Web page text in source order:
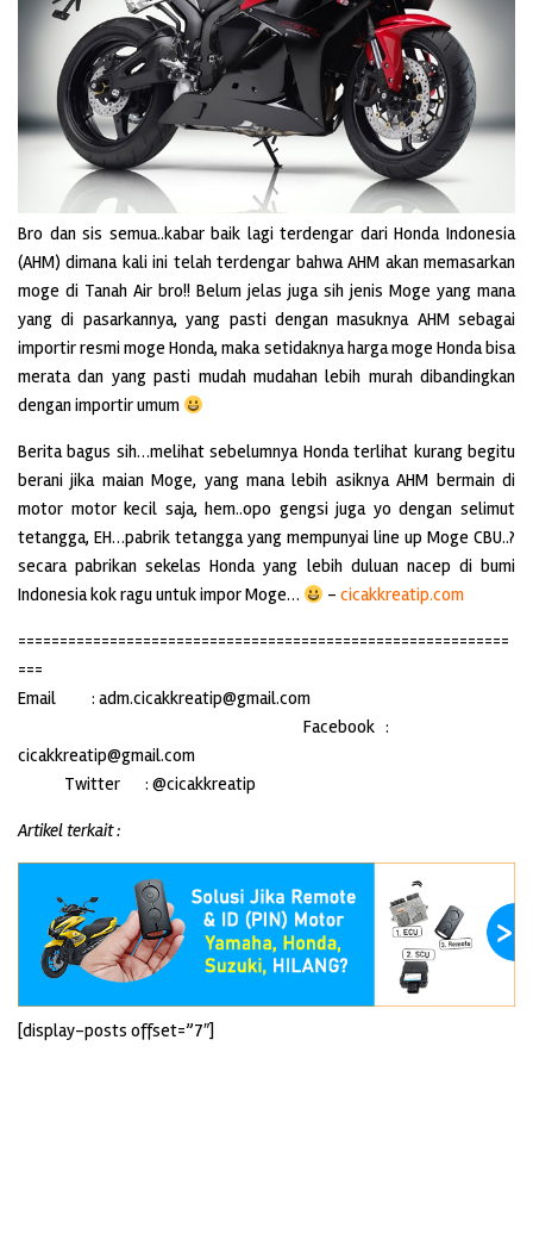
Bro dan sis semua..kabar baik lagi terdengar dari Honda Indonesia
(AHM) dimana kali ini telah terdengar bahwa AHM akan memasarkan
moge di Tanah Air bro!! Belum jelas juga sih jenis Moge yang mana
yang di pasarkannya, yang pasti dengan masuknya AHM sebagai
importir resmi moge Honda, maka setidaknya harga moge Honda bisa
merata dan yang pasti mudah mudahan lebih murah dibandingkan
dengan importir umum
Berita bagus sih…melihat sebelumnya Honda terlihat kurang begitu
berani jika maian Moge, yang mana lebih asiknya AHM bermain di
motor motor kecil saja, hem..opo gengsi juga yo dengan selimut
tetangga, EH…pabrik tetangga yang mempunyai line up Moge CBU..?
secara pabrikan sekelas Honda yang lebih duluan nacep di bumi
Indonesia kok ragu untuk impor Moge…
–cicakkreatip.com
===========================================================
===
Email : adm.cicakkreatip@gmail.com
Facebook :
cicakkreatip@gmail.com
Twitter : @cicakkreatip
Artikel terkait :
[display-posts offset=”7″]